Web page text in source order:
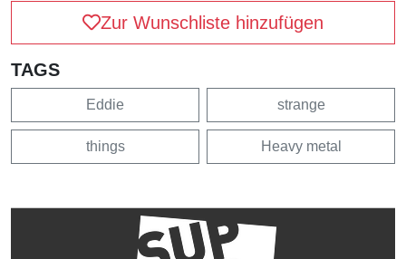
Zur Wunschliste hinzufügen
TAGS
Eddie strange
things Heavy metal